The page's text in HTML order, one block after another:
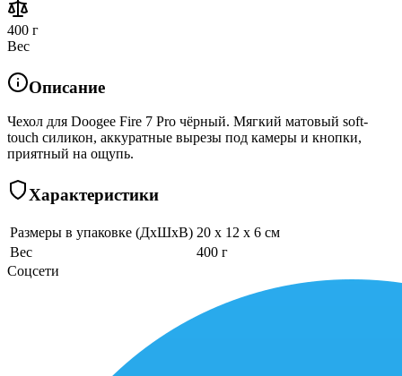
400 г
Вес
Описание
Чехол для Doogee Fire 7 Pro чёрный. Мягкий матовый soft-
touch силикон, аккуратные вырезы под камеры и кнопки,
приятный на ощупь.
Характеристики
Размеры в упаковке (ДхШхВ) 20 x 12 x 6 см
Вес
400 г
Соцсети